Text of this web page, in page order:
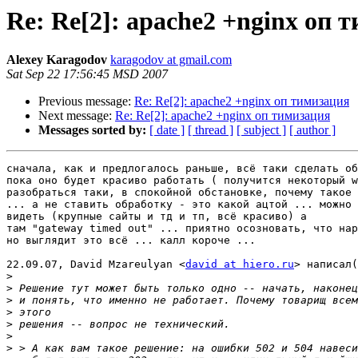
Re: Re[2]: apache2 +nginx оп
Alexey Karagodov karagodov at gmail.com
Sat Sep 22 17:56:45 MSD 2007
Previous message: Re: Re[2]: apache2 +nginx оп тимизация
Next message: Re: Re[2]: apache2 +nginx оп тимизация
Messages sorted by: [ date ] [ thread ] [ subject ] [ author ]
сначала, как и предлогалось раньше, всё таки сделать
пока оно будет красиво работать ( получится некоторый
разобраться таки, в спокойной обстановке, почему такое
... а не ставить обработку - это какой ацтой ... можно
видеть (крупные сайты и тд и тп, всё красиво) а
там "gateway timed out" ... приятно осозновать, что
но выглядит это всё ... калл короче ...
22.09.07, David Mzareulyan <david at hiero.ru>
>
>
>
>
>
>
>